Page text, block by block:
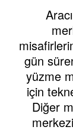
gün
yüzme
için
Diğer